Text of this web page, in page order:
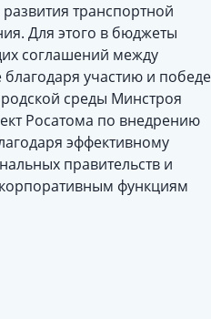
транспортной
Для этого в бюджеты
соглашений между
участию и победе
среды Минстроя
Росатома по внедрению
эффективному
правительств и
функциям